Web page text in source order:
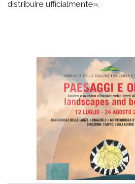
distribuire ufficialmente».